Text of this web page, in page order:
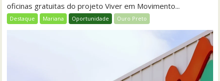
oficinas gratuitas do projeto Viver em Movimento...
Destaque Mariana Oportunidade Ouro Preto